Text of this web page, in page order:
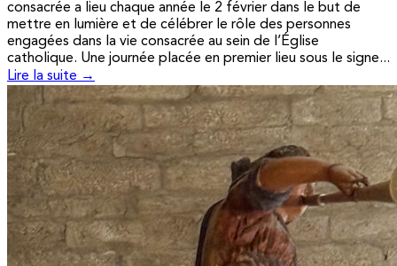
consacrée a lieu chaque année le 2 février dans le but de
mettre en lumière et de célébrer le rôle des personnes
engagées dans la vie consacrée au sein de l’Église
catholique. Une journée placée en premier lieu sous le signe...
Lire la suite →